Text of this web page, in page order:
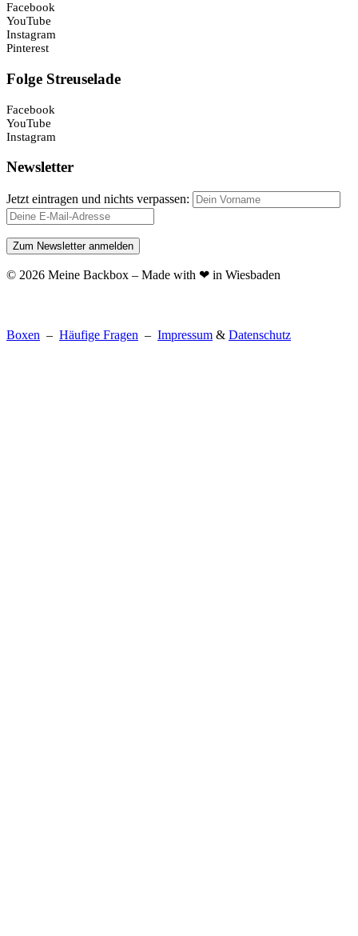
Facebook
YouTube
Instagram
Pinterest
Folge Streuselade
Facebook
YouTube
Instagram
Newsletter
Jetzt eintragen und nichts verpassen:
© 2026 Meine Backbox – Made with ❤ in Wiesbaden
Boxen – Häufige Fragen – Impressum & Datenschutz